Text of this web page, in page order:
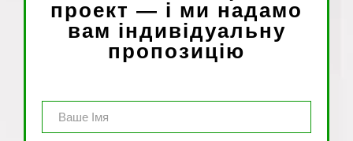
проект — і ми надамо
вам індивідуальну
пропозицію